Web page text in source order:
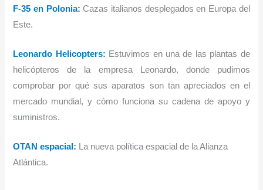
F-35 en Polonia: Cazas italianos desplegados en Europa del
Este.
Leonardo Helicopters: Estuvimos en una de las plantas de
helicópteros de la empresa Leonardo, donde pudimos
comprobar por qué sus aparatos son tan apreciados en el
mercado mundial, y cómo funciona su cadena de apoyo y
suministros.
OTAN espacial : La nueva política espacial de la Alianza
Atlántica.